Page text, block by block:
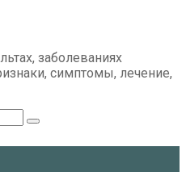
заболеваниях
симптомы, лечение,